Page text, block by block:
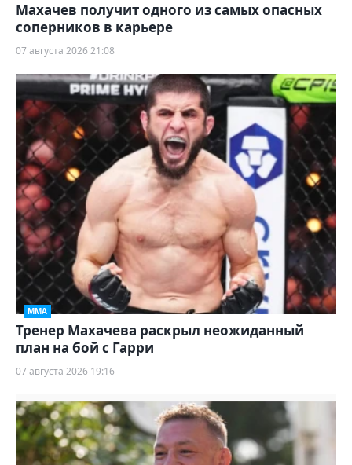
Махачев получит одного из самых опасных
соперников в карьере
07 августа 2026 21:08
ММА
Тренер Махачева раскрыл неожиданный
план на бой с Гарри
07 августа 2026 19:16